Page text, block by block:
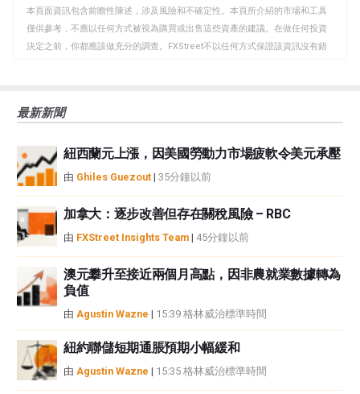
板
本頁面資訊包含前瞻性陳述，涉及風險和不確定性。本頁所介紹的市場和工具
僅供參考，不應以任何方式被視為購買或出售這些資產的建議。在做任何投資
決定之前，你都應該做充分的調查。FXStreet不以任何方式保證該資訊沒有錯
觀點，並不代表FXStreet或其廣告商的官方政策或立場。作者不對本頁連結的
如果文章正文中沒有明確提到，在撰寫本文時，作者在本文中提到的任何股票
中都沒有頭寸，也沒有與文中提到的任何公司有業務關係。除了FXStreet，作
者沒有收到撰寫這篇文章的報酬。
FXStreet和作者不提供個性化的建議。作者對該資訊的準確性、完整性或適用
性不作任何陳述。FXStreet和作者將不承擔任何錯誤，遺漏或任何損失，傷害
或損害由此資訊及其顯示或使用引起的。錯誤和遺漏除外。本文作者和
FXStreet並非註冊投資顧問，本文內容無意提供任何投資建議。
最新新聞
紐西蘭元上漲，因美國勞動力市場疲軟令美元承壓
由 Ghiles Guezout | 35分鐘以前
加拿大：逐步改善但存在關稅風險 – RBC
由 FXStreet Insights Team | 45分鐘以前
澳元攀升至接近兩個月高點，因非農就業數據轉為
負值
由 Agustin Wazne | 15:39 格林威治標準時間
紐約聯儲短期通脹預期小幅緩和
由 Agustin Wazne | 15:35 格林威治標準時間